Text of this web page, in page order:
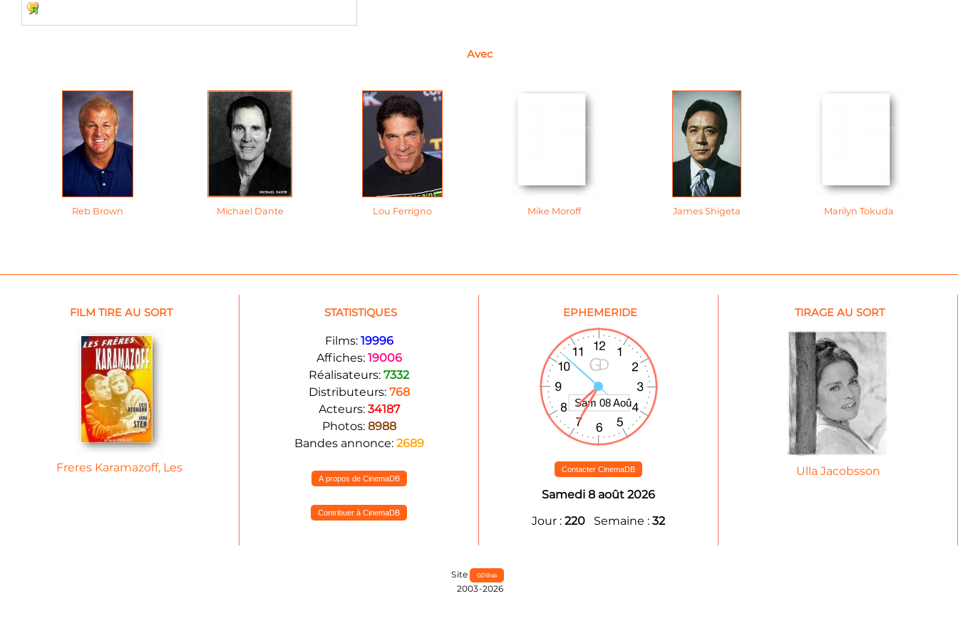
Avec
Reb Brown Michael Dante Lou Ferrigno Mike Moroff James Shigeta Marilyn Tokuda
FILM TIRE AU SORT
Freres Karamazoff, Les
STATISTIQUES
Films: 19996
Affiches: 19006
Réalisateurs: 7332
Distributeurs: 768
Acteurs: 34187
Photos: 8988
Bandes annonce: 2689
A propos de CinemaDB
Contribuer à CinemaDB
EPHEMERIDE
Contacter CinemaDB
Samedi 8 août 2026
Jour : 220 Semaine : 32
TIRAGE AU SORT
Ulla Jacobsson
Site GDWeb
2003-2026